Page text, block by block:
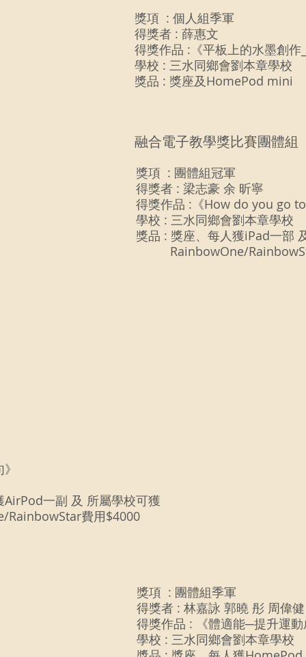
獎項  : 個人組季軍
得獎者 : 薛惠文
得獎作品 :《平板上的水墨創作
學校 : 三水同鄉會劉本章學校
獎品 : 獎座及HomePod mini
融合電子教學獎比賽團體組
獎項  : 團體組冠軍
得獎者 : 梁志豪 余 昕寧
得獎作品 :《How do you go
學校 : 三水同鄉會劉本章學校
獎品 : 獎座、每人獲iPad一部
RainbowOne/
一副 及 所屬學校可獲
RainbowStar費用$4000
獎項  : 團體組季軍
得獎者 : 林嘉詠 郭曉 彤 周偉
得獎作品 : 《體適能─提升運
學校 : 三水同鄉會劉本章學校